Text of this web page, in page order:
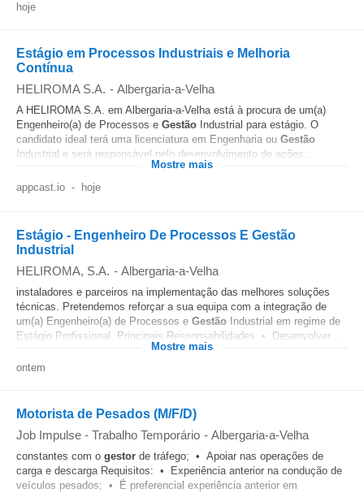
hoje
Estágio em Processos Industriais e Melhoria
Contínua
HELIROMA S.A. - Albergaria-a-Velha
A HELIROMA S.A. em Albergaria-a-Velha está à procura de um(a)
Engenheiro(a) de Processos e Gestão Industrial para estágio. O
candidato ideal terá uma licenciatura em Engenharia ou Gestão
Industrial e será responsável pelo desenvolvimento de ações...
Mostre mais
appcast.io - hoje
Estágio - Engenheiro De Processos E Gestão
Industrial
HELIROMA, S.A. - Albergaria-a-Velha
instaladores e parceiros na implementação das melhores soluções
técnicas. Pretendemos reforçar a sua equipa com a integração de
um(a) Engenheiro(a) de Processos e Gestão Industrial em regime de
Estágio Profissional. Principais Responsabilidades • Desenvolver...
Mostre mais
ontem
Motorista de Pesados (M/F/D)
Job Impulse - Trabalho Temporário - Albergaria-a-Velha
constantes com o gestor de tráfego; • Apoiar nas operações de
carga e descarga Requisitos: • Experiência anterior na condução de
veículos pesados; • É preferencial experiência anterior em